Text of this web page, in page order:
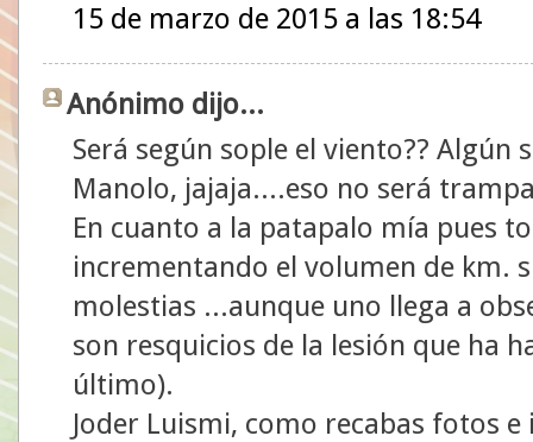
15 de marzo de 2015 a las 18:54
Anónimo dijo...
Será según sople el viento?? Algún
Manolo, jajaja....eso no será
En cuanto a la patapalo mía pues
incrementando el volumen de km.
molestias ...aunque uno llega a
son resquicios de la lesión que ha
último).
Joder Luismi, como recabas fotos